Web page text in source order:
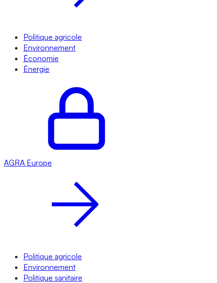
Politique agricole
Environnement
Économie
Énergie
AGRA Europe
Politique agricole
Environnement
Politique sanitaire